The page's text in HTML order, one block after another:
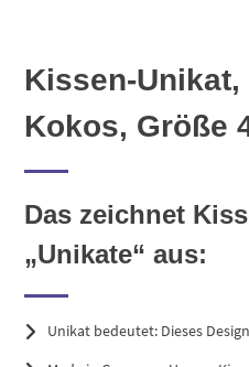
Kissen-Unikat,
Kokos, Größe
Das zeichnet
„Unikate“ aus:
Unikat bedeutet: Dieses